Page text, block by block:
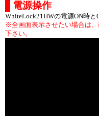
電源操作
WhiteLock21HWの電源ON時と
※全画面表示させたい場合は
下さい。